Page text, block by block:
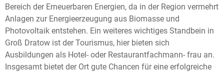
Bereich der Erneuerbaren Energien, da in der Region vermehrt
Anlagen zur Energieerzeugung aus Biomasse und
Photovoltaik entstehen. Ein weiteres wichtiges Standbein in
Groß Dratow ist der Tourismus, hier bieten sich
Ausbildungen als Hotel- oder Restaurantfachmann- frau an.
Insgesamt bietet der Ort gute Chancen für eine erfolgreiche